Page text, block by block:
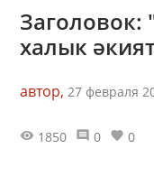
халык
автор, 27 февраля
1850 0 0